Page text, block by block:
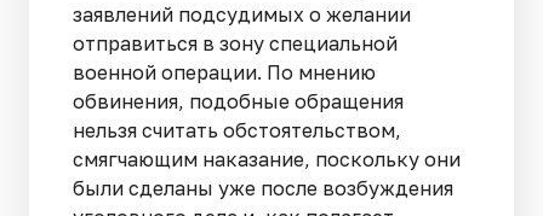
заявлений подсудимых о желании
отправиться в зону специальной
военной операции. По мнению
обвинения, подобные обращения
нельзя считать обстоятельством,
смягчающим наказание, поскольку они
были сделаны уже после возбуждения